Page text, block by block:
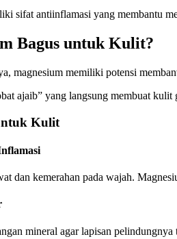
sifat antiinflamasi yang membantu
Bagus untuk Kulit?
magnesium memiliki potensi
ajaib” yang langsung membuat
Kulit
dan kemerahan pada wajah.
mineral agar lapisan